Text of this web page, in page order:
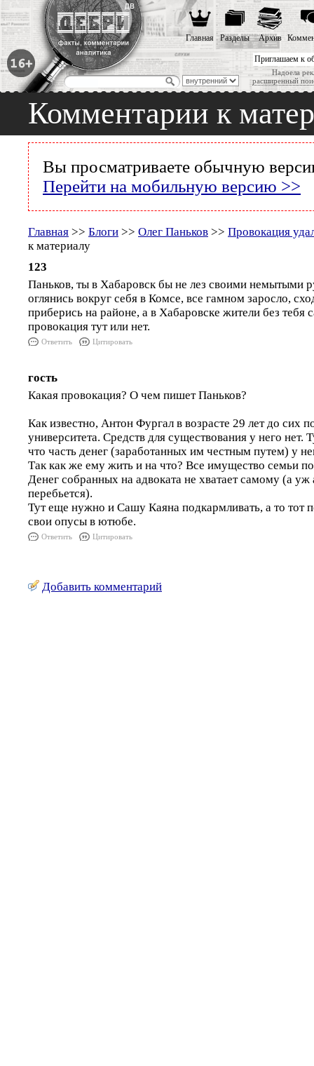
Приглашаем к
Надоела
расширенный
Главная Разделы Архив
Комментарии к
Вы просматриваете обычную
Перейти на мобильную версию >>
Главная >> Блоги >> Олег Паньков >> Провокация
к материалу
123
Паньков, ты в Хабаровск бы не лез своими немытыми
оглянись вокруг себя в Комсе, все гамном заросло,
приберись на районе, а в Хабаровске жители без тебя
провокация тут или нет.
Ответить Цитировать
гость
Какая провокация? О чем пишет Паньков?
Как известно, Антон Фургал в возрасте 29 лет до сих
университета. Средств для существования у него нет.
что часть денег (заработанных им честным путем) у
Так как же ему жить и на что? Все имущество семьи
Денег собранных на адвоката не хватает самому (а уж
перебьется).
Тут еще нужно и Сашу Каяна подкармливать, а то тот
свои опусы в ютюбе.
Ответить Цитировать
Добавить комментарий